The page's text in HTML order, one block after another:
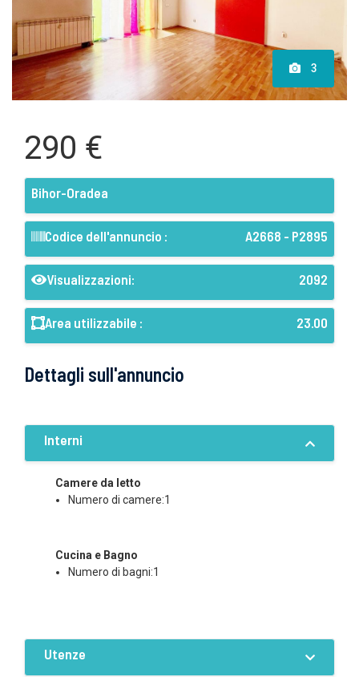
3
290 €
Bihor-Oradea
Codice dell'annuncio : A2668 - P2895
Visualizzazioni: 2092
Area utilizzabile : 23.00
Dettagli sull'annuncio
Interni
Camere da letto
Numero di camere:1
Cucina e Bagno
Numero di bagni:1
Utenze